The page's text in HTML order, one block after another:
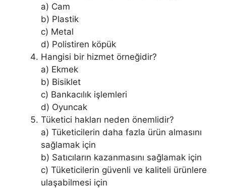
a) Cam
b) Plastik
c) Metal
d) Polistiren köpük
Hangisi bir hizmet örneğidir?
a) Ekmek
b) Bisiklet
c) Bankacılık işlemleri
d) Oyuncak
Tüketici hakları neden önemlidir?
a) Tüketicilerin daha fazla ürün almasını
sağlamak için
b) Satıcıların kazanmasını sağlamak için
c) Tüketicilerin güvenli ve kaliteli ürünlere
ulaşabilmesi için